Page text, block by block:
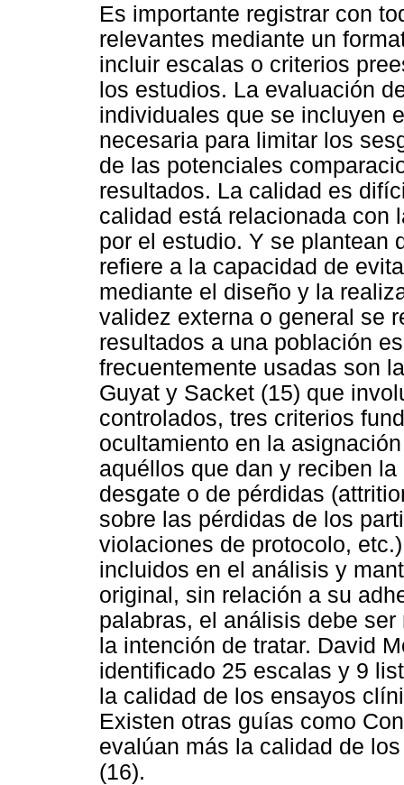
Es importante registrar con
relevantes mediante un
incluir escalas o criterios
los estudios. La evaluación
individuales que se incluyen
necesaria para limitar los
de las potenciales
resultados. La calidad es
calidad está relacionada con
por el estudio. Y se plantean
refiere a la capacidad de
mediante el diseño y la
validez externa o general se
resultados a una población
frecuentemente usadas son
Guyat y Sacket (15) que
controlados, tres criterios
ocultamiento en la
aquéllos que dan y reciben
desgate o de pérdidas
sobre las pérdidas de los
violaciones de protocolo,
incluidos en el análisis y
original, sin relación a su
palabras, el análisis debe
la intención de tratar. David
identificado 25 escalas y 9
la calidad de los ensayos
Existen otras guías como
evalúan más la calidad de
(16).